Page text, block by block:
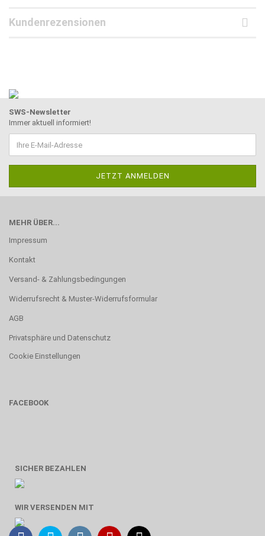
Kundenrezensionen
SWS-Newsletter
Immer aktuell informiert!
MEHR ÜBER...
Impressum
Kontakt
Versand- & Zahlungsbedingungen
Widerrufsrecht & Muster-Widerrufsformular
AGB
Privatsphäre und Datenschutz
Cookie Einstellungen
FACEBOOK
SICHER BEZAHLEN
WIR VERSENDEN MIT